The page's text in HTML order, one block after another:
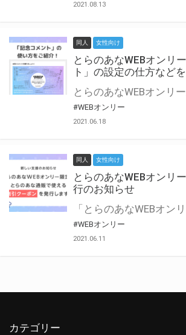
2021.08.13
同人 女性向け
とらのあなWEBオンリ
ト」の設定の仕方など
#WEBオンリー
2021.06.18
同人 女性向け
とらのあなWEBオンリ
行のお知らせ
#WEBオンリー
2021.06.11
カテゴリー